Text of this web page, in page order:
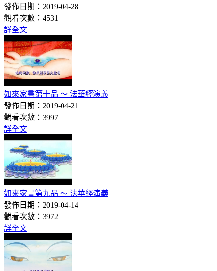
發佈日期：2019-04-28
觀看次數：4531
詳全文
如來家書第十品 ～ 法華經演義
發佈日期：2019-04-21
觀看次數：3997
詳全文
如來家書第九品 ～ 法華經演義
發佈日期：2019-04-14
觀看次數：3972
詳全文